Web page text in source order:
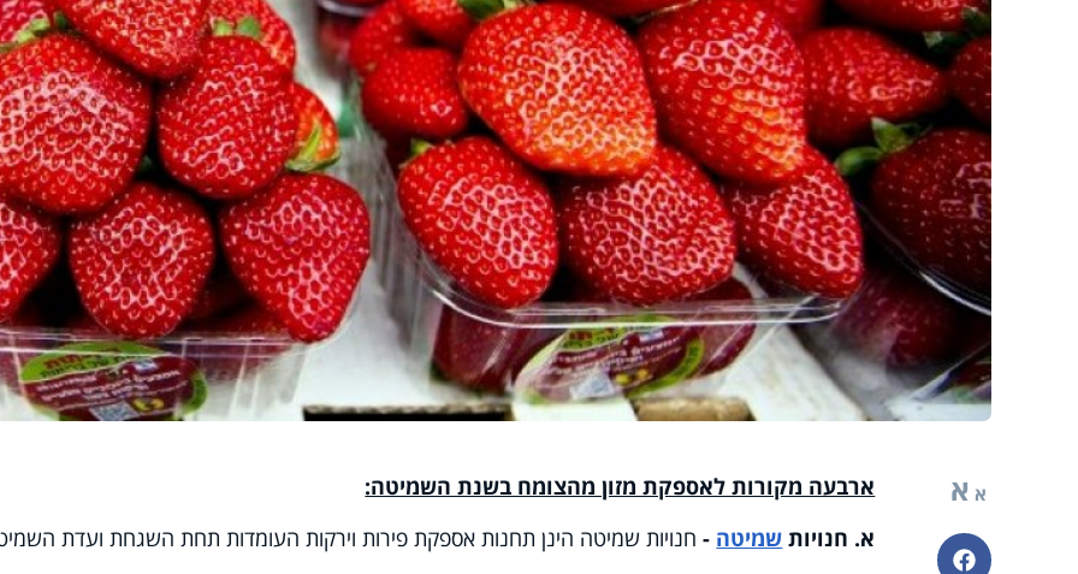
א א
פייסבוק
ארבעה מקורות לאספקת מזון מהצומח בשנת השמיטה:
א. חנויות שמיטה -חנויות שמיטה הינן תחנות אספקת פירות וירקות העומדות תחת השגחת ועדת